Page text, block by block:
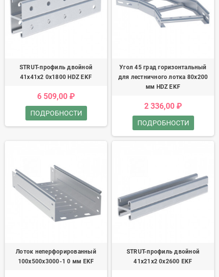
STRUT-профиль двойной
41х41х2 0х1800 HDZ EKF
6 509,00 ₽
ПОДРОБНОСТИ
Угол 45 град горизонтальный
для лестничного лотка 80x200
мм HDZ EKF
2 336,00 ₽
ПОДРОБНОСТИ
Лоток неперфорированный
100х500х3000-1 0 мм EKF
STRUT-профиль двойной
41х21х2 0х2600 EKF